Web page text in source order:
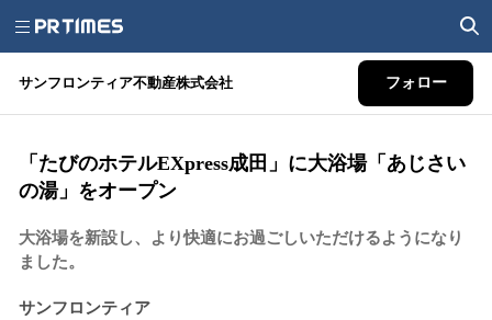
サンフロンティア不動産株式会社 フォロー
「たびのホテルEXpress成⽥」に⼤浴場「あじさい
の湯」をオープン
大浴場を新設し、より快適にお過ごしいただけるようになり
ました。
サンフロンティア